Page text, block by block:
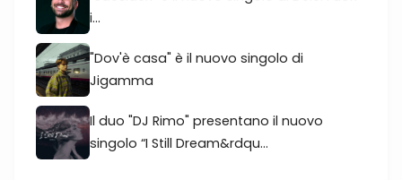
i...
"Dov'è casa" è il nuovo singolo di
Jigamma
Il duo "DJ Rimo" presentano il nuovo
singolo “I Still Dream&rdqu...